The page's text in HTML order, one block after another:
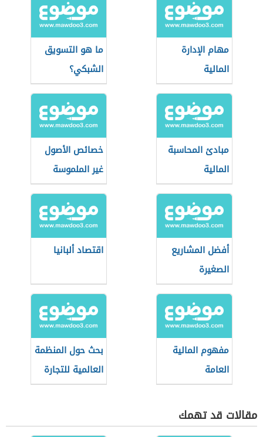
مهام الإدارة
المالية
ما هو التسويق
الشبكي؟
مبادئ المحاسبة
المالية
خصائص الأصول
غير الملموسة
أفضل المشاريع
الصغيرة
اقتصاد ألبانيا
مفهوم المالية
العامة
بحث حول المنظمة
العالمية للتجارة
مقالات قد تهمك